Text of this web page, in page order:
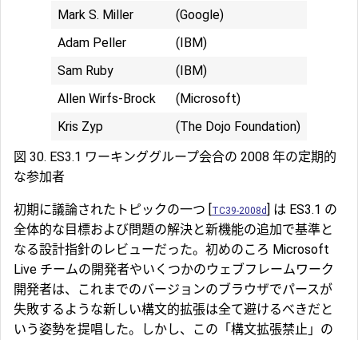
Mark S. Miller
(Google)
Adam Peller
(IBM)
Sam Ruby
(IBM)
Allen Wirfs-Brock
(Microsoft)
Kris Zyp
(The Dojo Foundation)
図 30. ES3.1 ワーキンググループ会合の 2008 年の定期的
な参加者
初期に議論されたトピックの一つ [TC39-2008d] は ES3.1 の
全体的な目標および問題の解決と新機能の追加で基準と
なる設計指針のレビューだった。初めのころ Microsoft
Live チームの開発者やいくつかのウェブフレームワーク
開発者は、これまでのバージョンのブラウザでパースが
失敗するような新しい構文的拡張は全て避けるべきだと
いう姿勢を提唱した。しかし、この「構文拡張禁止」の